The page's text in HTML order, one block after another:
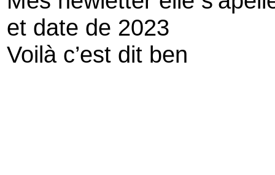
et date de 2023
Voilà c’est dit ben